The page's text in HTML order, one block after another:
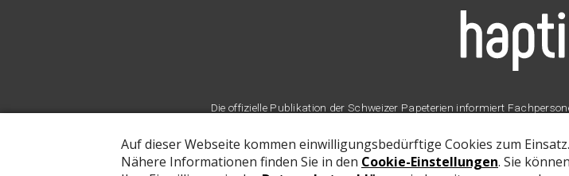
Die offizielle Publikation der Schweizer Papeterien informiert